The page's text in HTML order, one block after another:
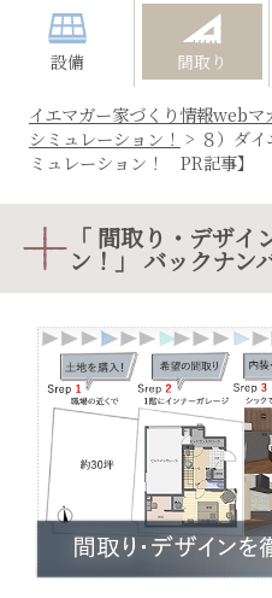
設備 間取り
イエマガー家づくり情報webマ
シミュレーション！ > ８）ダ
ミュレーション！ PR記事】
「 間取り・デザ
ン！」 バックナン